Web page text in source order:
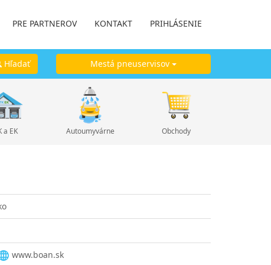
PRE PARTNEROV KONTAKT PRIHLÁSENIE
Hľadať Mestá pneuservisov
a EK Autoumyvárne Obchody
www.boan.sk